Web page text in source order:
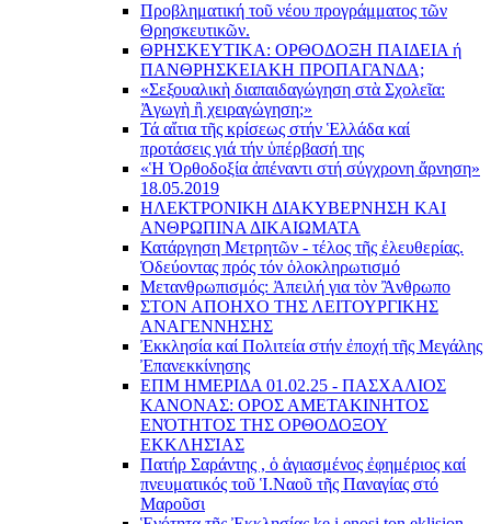
Προβληματική τοῦ νέου προγράμματος τῶν
Θρησκευτικῶν.
ΘΡΗΣΚΕΥΤΙΚΑ: ΟΡΘΟΔΟΞΗ ΠΑΙΔΕΙΑ ή
ΠΑΝΘΡΗΣΚΕΙΑΚΗ ΠΡΟΠΑΓΑΝΔΑ;
«Σεξουαλικὴ διαπαιδαγώγηση στὰ Σχολεῖα:
Ἀγωγὴ ἢ χειραγώγηση;»
Τά αἴτια τῆς κρίσεως στήν Ἑλλάδα καί
προτάσεις γιά τήν ὑπέρβασή της
«Ἡ Ὀρθοδοξία ἀπέναντι στή σύγχρονη ἄρνηση»
18.05.2019
ΗΛΕΚΤΡΟΝΙΚΗ ΔΙΑΚΥΒΕΡΝΗΣΗ ΚΑΙ
ΑΝΘΡΩΠΙΝΑ ΔΙΚΑΙΩΜΑΤΑ
Κατάργηση Μετρητῶν - τέλος τῆς ἐλευθερίας.
Ὁδεύοντας πρός τόν ὁλοκληρωτισμό
Μετανθρωπισμός: Ἀπειλή για τὸν Ἂνθρωπο
ΣΤΟΝ ΑΠΟΗΧΟ ΤΗΣ ΛΕΙΤΟΥΡΓΙΚΗΣ
ΑΝΑΓΕΝΝΗΣΗΣ
Ἐκκλησία καί Πολιτεία στήν ἐποχή τῆς Μεγάλης
Ἐπανεκκίνησης
ΕΠΜ ΗΜΕΡΙΔΑ 01.02.25 - ΠΑΣΧΑΛΙΟΣ
ΚΑΝΟΝΑΣ: ΟΡΟΣ ΑΜΕΤΑΚΙΝΗΤΟΣ
ΕΝΌΤΗΤΟΣ ΤΗΣ ΟΡΘΟΔΟΞΟΥ
ΕΚΚΛΗΣΊΑΣ
Πατήρ Σαράντης , ὁ ἁγιασμένος ἐφημέριος καί
πνευματικός τοῦ Ἱ.Ναοῦ τῆς Παναγίας στό
Μαροῦσι